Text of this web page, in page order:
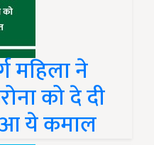
महिला ने
को दे दी
ये कमाल